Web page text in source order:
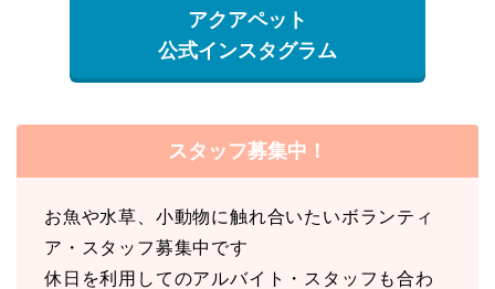
アクアペット
公式インスタグラム
スタッフ募集中！
お魚や水草、小動物に触れ合いたいボランティ
ア・スタッフ募集中です
休日を利用してのアルバイト・スタッフも合わ